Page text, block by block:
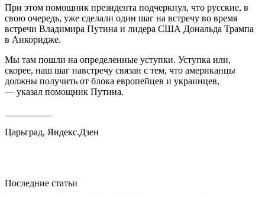
При этом помощник президента подчеркнул, что русские, в
свою очередь, уже сделали один шаг на встречу во время
встречи Владимира Путина и лидера США Дональда Трампа
в Анкоридже.
Мы там пошли на определенные уступки. Уступка или,
скорее, наш шаг навстречу связан с тем, что американцы
должны получить от блока европейцев и украинцев,
— указал помощник Путина.
Царьград, Яндекс.Дзен
Последние статьи